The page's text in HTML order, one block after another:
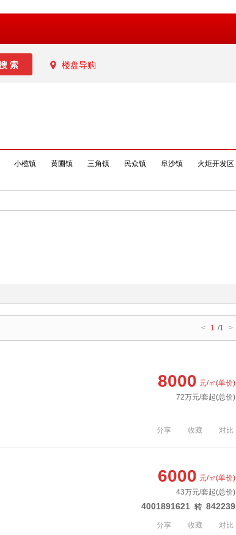
楼盘导购
小榄镇 黄圃镇 三角镇 民众镇 阜沙镇 火炬开发区
< 1 /1 >
8000 元/㎡(单价)
72万元/套起(总价)
分享 收藏 对比
4001891621 转 842239
6000 元/㎡(单价)
43万元/套起(总价)
分享 收藏 对比